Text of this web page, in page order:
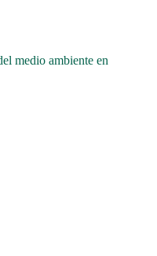
medio ambiente en